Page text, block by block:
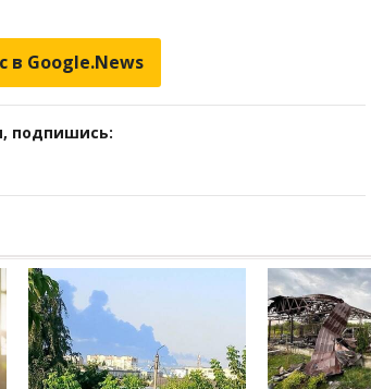
в Google.News
подпишись: